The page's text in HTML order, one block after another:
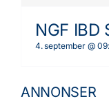
NGF IBD
4. september @
ANNONSER